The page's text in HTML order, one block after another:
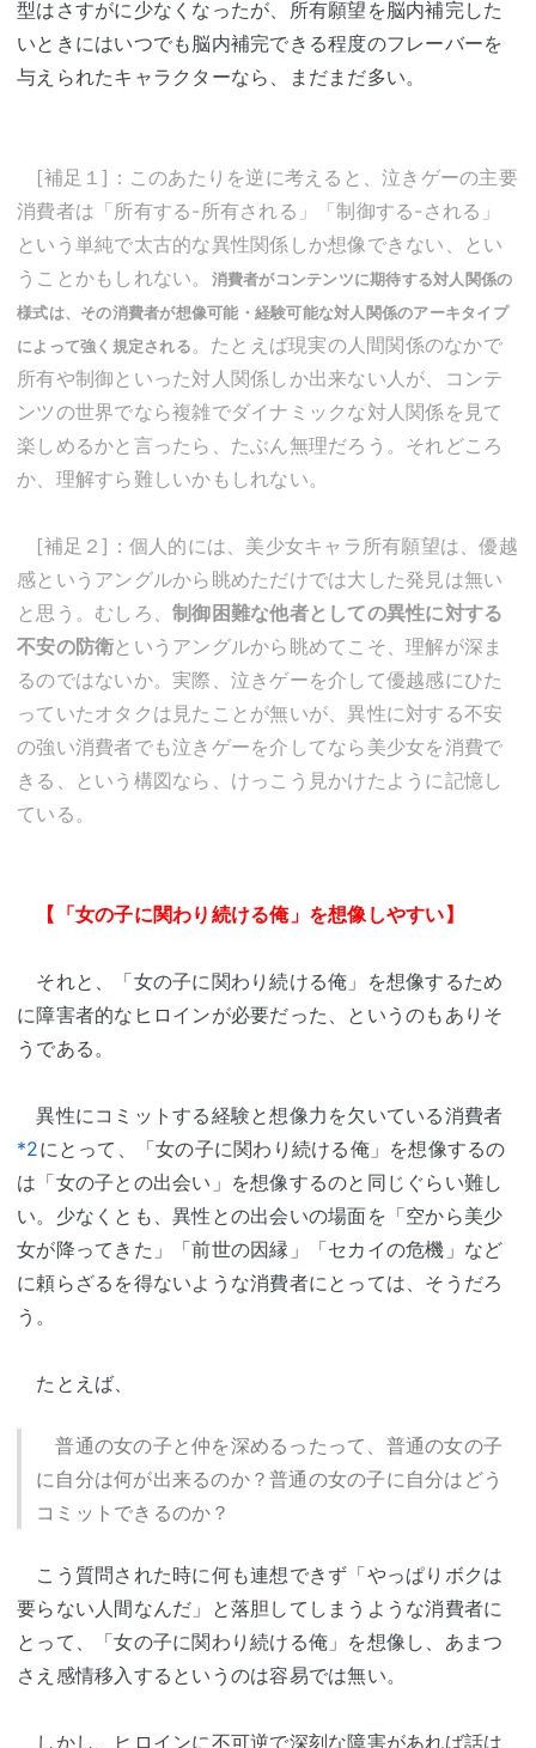
型はさすがに少なくなったが、所有願望を脳内補完した
いときにはいつでも脳内補完できる程度のフレーバーを
与えられたキャラクターなら、まだまだ多い。
[補足１]：このあたりを逆に考えると、泣きゲーの主要
消費者は「所有する-所有される」「制御する-される」
という単純で太古的な異性関係しか想像できない、とい
うことかもしれない。
消費者がコンテンツに期待する対人関係の
様式は、その消費者が想像可能・経験可能な対人関係のアーキタイプ
によって強く規定される。たとえば現実の人間関係のなかで
所有や制御といった対人関係しか出来ない人が、コンテ
ンツの世界でなら複雑でダイナミックな対人関係を見て
楽しめるかと言ったら、たぶん無理だろう。それどころ
か、理解すら難しいかもしれない。
[補足２]：個人的には、美少女キャラ所有願望は、優越
感というアングルから眺めただけでは大した発見は無い
と思う。むしろ、 制御困難な他者としての異性に対する
不安の防衛というアングルから眺めてこそ、理解が深ま
るのではないか。実際、泣きゲーを介して優越感にひた
っていたオタクは見たことが無いが、異性に対する不安
の強い消費者でも泣きゲーを介してなら美少女を消費で
きる、という構図なら、けっこう見かけたように記憶し
ている。
【「女の子に関わり続ける俺」を想像しやすい】
それと、「女の子に関わり続ける俺」を想像するため
に障害者的なヒロインが必要だった、というのもありそ
うである。
異性にコミットする経験と想像力を欠いている消費者
*2にとって、「女の子に関わり続ける俺」を想像するの
は「女の子との出会い」を想像するのと同じぐらい難し
い。少なくとも、異性との出会いの場面を「空から美少
女が降ってきた」「前世の因縁」「セカイの危機」など
に頼らざるを得ないような消費者にとっては、そうだろ
う。
たとえば、
普通の女の子と仲を深めるったって、普通の女の子
に自分は何が出来るのか？普通の女の子に自分はどう
コミットできるのか？
こう質問された時に何も連想できず「やっぱりボクは
要らない人間なんだ」と落胆してしまうような消費者に
とって、「女の子に関わり続ける俺」を想像し、あまつ
さえ感情移入するというのは容易では無い。
しかし、ヒロインに不可逆で深刻な障害があれば話は